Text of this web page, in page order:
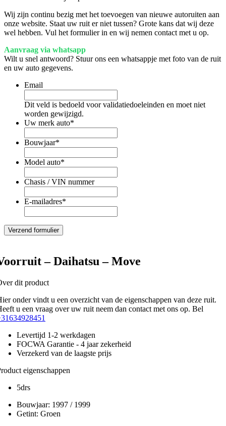
Wij zijn continu bezig met het toevoegen van nieuwe autoruiten aan
onze website. Staat uw ruit er niet tussen? Grote kans dat wij deze
wel hebben. Vul het formulier in en wij nemen contact met u op.
Aanvraag via whatsapp
Wilt u snel antwoord? Stuur ons een whatsappje met foto van de ruit
en uw auto gegevens.
Email
Dit veld is bedoeld voor validatiedoeleinden en moet niet
worden gewijzigd.
Uw merk auto*
Bouwjaar*
Model auto*
Chasis / VIN nummer
E-mailadres*
– Daihatsu – Move
dit product
onder vindt u een overzicht van de eigenschappen van deze ruit.
u een vraag over uw ruit neem dan contact met ons op. Bel
Levertijd 1-2 werkdagen
FOCWA Garantie - 4 jaar zekerheid
Verzekerd van de laagste prijs
eigenschappen
5drs
Bouwjaar: 1997 / 1999
Getint: Groen